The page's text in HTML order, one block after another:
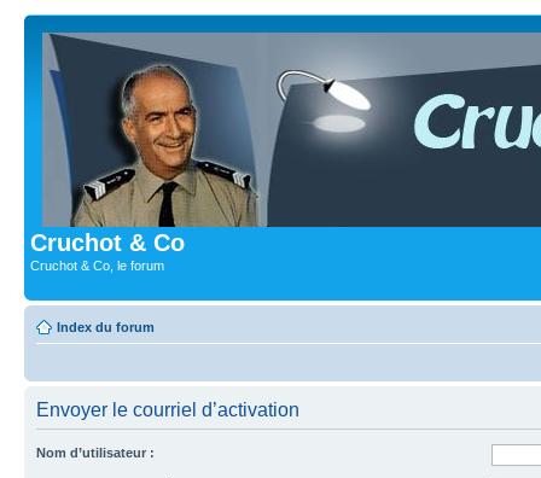
Cruchot & Co
Cruchot & Co, le forum
Index du forum
Envoyer le courriel d’activation
Nom d’utilisateur :